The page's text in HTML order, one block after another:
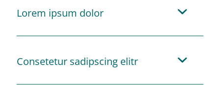
Lorem ipsum dolor
Consetetur sadipscing elitr